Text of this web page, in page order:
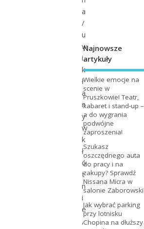
a
/
u
w
i
k
ł
a
n
y
w
k
ł
ó
t
n
i
e
,
Najnowsze
artykuły
Wielkie emocje na
scenie w
Pruszkowie! Teatr,
kabaret i stand-up –
a do wygrania
podwójne
zaproszenia!
Szukasz
oszczędnego auta
do pracy i na
zakupy? Sprawdź
Nissana Micra w
salonie Zaborowski
Jak wybrać parking
przy lotnisku
Chopina na dłuższy